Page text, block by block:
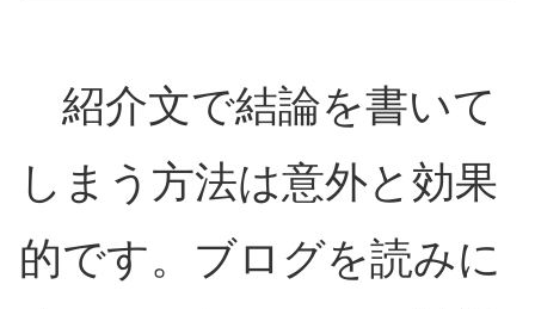
紹介文で結論を書いて
しまう方法は意外と効果
的です。ブログを読みに